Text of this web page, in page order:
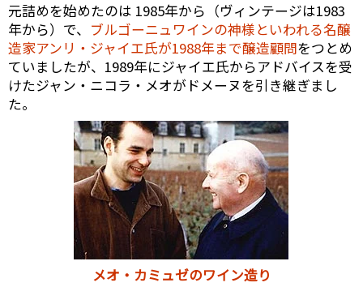
元詰めを始めたのは 1985年から（ヴィンテージは1983
年から）で、 ブルゴーニュワインの神様といわれる名醸
造家アンリ・ジャイエ氏が1988年まで醸造顧問をつとめ
ていましたが、1989年にジャイエ氏からアドバイスを受
けたジャン・ニコラ・メオがドメーヌを引き継ぎまし
た。
メオ・カミュゼのワイン造り